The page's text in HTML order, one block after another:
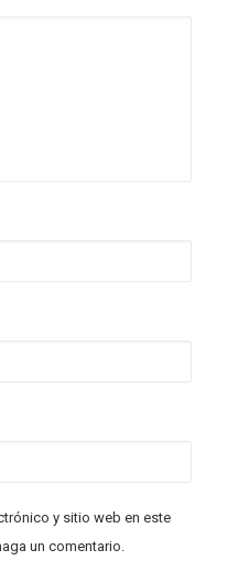
y sitio web en este
un comentario.